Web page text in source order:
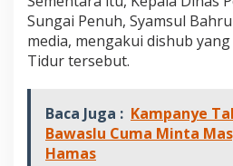
r
Sungai Penuh, Syamsul
media, mengakui dishub
Tidur tersebut.
Baca Juga : Kampanye
Bawaslu Cuma Minta
Hamas